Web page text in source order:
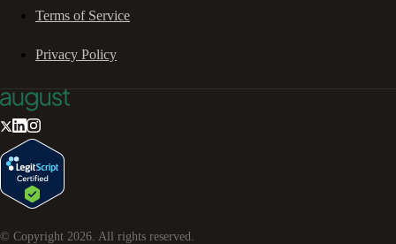
Terms of Service
Privacy Policy
© Copyright 2026 . All rights reserved.